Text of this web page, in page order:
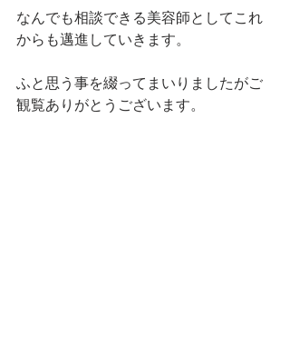
なんでも相談できる美容師としてこれ
からも邁進していきます。
ふと思う事を綴ってまいりましたがご
観覧ありがとうございます。